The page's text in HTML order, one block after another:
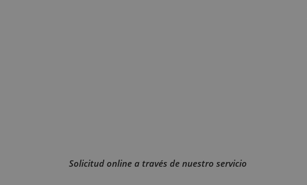
Solicitud online a través de nuestro servicio